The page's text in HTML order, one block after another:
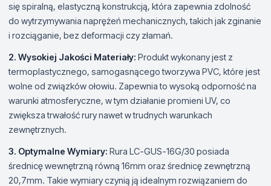
się spiralną, elastyczną konstrukcją, która zapewnia zdolność
do wytrzymywania naprężeń mechanicznych, takich jak zginanie
i rozciąganie, bez deformacji czy złamań.
2. Wysokiej Jakości Materiały: Produkt wykonany jest z
termoplastycznego, samogasnącego tworzywa PVC, które jest
wolne od związków ołowiu. Zapewnia to wysoką odporność na
warunki atmosferyczne, w tym działanie promieni UV, co
zwiększa trwałość rury nawet w trudnych warunkach
zewnętrznych.
3. Optymalne Wymiary: Rura LC-GUS-16G/30 posiada
średnicę wewnętrzną równą 16mm oraz średnicę zewnętrzną
20,7mm. Takie wymiary czynią ją idealnym rozwiązaniem do